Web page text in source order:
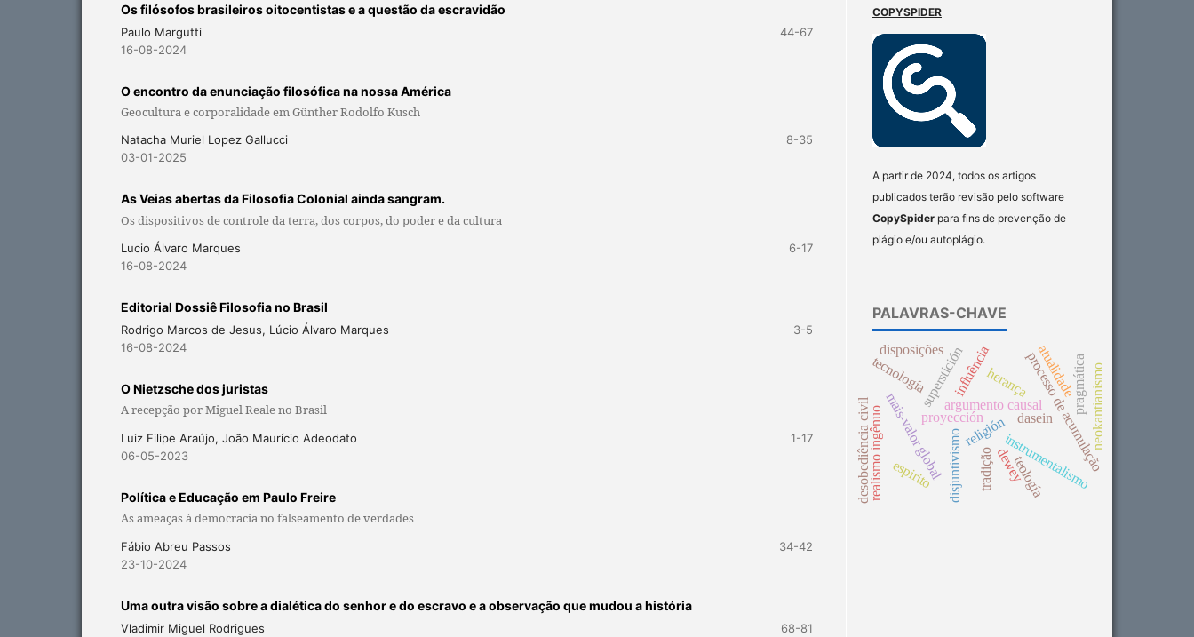
Os filósofos brasileiros oitocentistas e a questão da escravidão
Paulo Margutti
44-67
16-08-2024
O encontro da enunciação filosófica na nossa América
Geocultura e corporalidade em Günther Rodolfo Kusch
Natacha Muriel Lopez Gallucci
8-35
03-01-2025
As Veias abertas da Filosofia Colonial ainda sangram.
Os dispositivos de controle da terra, dos corpos, do poder e da cultura
Lucio Álvaro Marques
6-17
16-08-2024
Editorial Dossiê Filosofia no Brasil
Rodrigo Marcos de Jesus, Lúcio Álvaro Marques
3-5
16-08-2024
O Nietzsche dos juristas
A recepção por Miguel Reale no Brasil
Luiz Filipe Araújo, João Maurício Adeodato
1-17
06-05-2023
Política e Educação em Paulo Freire
As ameaças à democracia no falseamento de verdades
Fábio Abreu Passos
34-42
23-10-2024
Uma outra visão sobre a dialética do senhor e do escravo e a observação que mudou a história
Vladimir Miguel Rodrigues
68-81
COPYSPIDER
A partir de 2024, todos os artigos
publicados terão revisão pelo software
CopySpider para fins de prevenção de
plágio e/ou autoplágio.
PALAVRAS-CHAVE
argumento causal
superstición
proyección processo de acumulação
mais-valor globaldisjuntivismoreligión
realismo ingênuo
tecnología
instrumentalismo
deweyteología
espirito
influência
desobediência civil neokantianismo
dasein
herança
tradição
pragmática
disposições atualidade